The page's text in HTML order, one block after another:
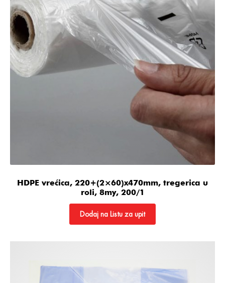
HDPE vrećica, 220+(2×60)x470mm, tregerica u
roli, 8my, 200/1
Dodaj na Listu za upit